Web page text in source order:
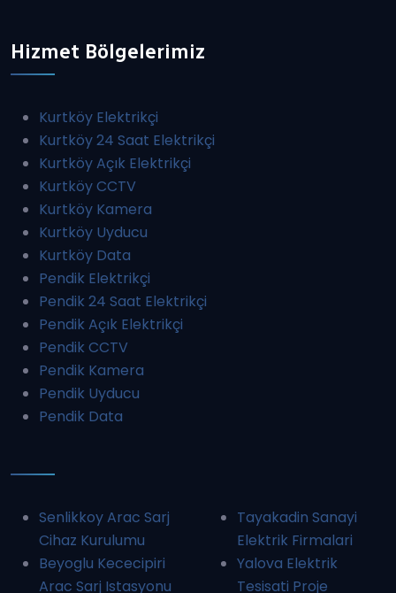
Hizmet Bölgelerimiz
Kurtköy Elektrikçi
Kurtköy 24 Saat Elektrikçi
Kurtköy Açık Elektrikçi
Kurtköy CCTV
Kurtköy Kamera
Kurtköy Uyducu
Kurtköy Data
Pendik Elektrikçi
Pendik 24 Saat Elektrikçi
Pendik Açık Elektrikçi
Pendik CCTV
Pendik Kamera
Pendik Uyducu
Pendik Data
Senlikkoy Arac Sarj
Cihaz Kurulumu
Beyoglu Kececipiri
Arac Sarj Istasyonu
Tayakadin Sanayi
Elektrik Firmalari
Yalova Elektrik
Tesisati Proje